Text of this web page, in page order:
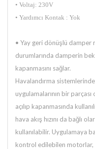
• Voltaj: 230V
• Yardımcı Kontak : Yok
• Yay geri dönüşlü damper
durumlarında damperin
kapanmasını sağlar.
Havalandırma
uygulamalarının bir
açılıp kapanmasında
hava akış hızını da bağlı
kullanılabilir. Uygulamaya
kontrol edilebilen